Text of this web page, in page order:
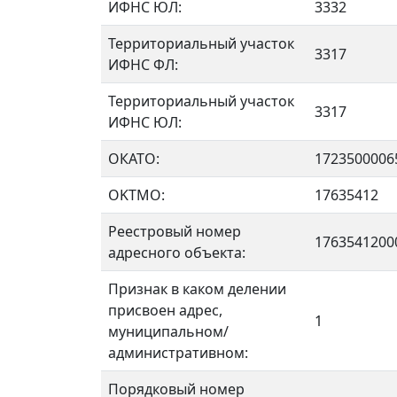
ИФНС ЮЛ:
3332
Территориальный участок
ИФНС ФЛ:
3317
Территориальный участок
ИФНС ЮЛ:
3317
ОКАТО:
OKTMO:
17635412
Реестровый номер
адресного объекта:
Признак в каком делении
присвоен адрес,
муниципальном/
административном:
1
Порядковый номер